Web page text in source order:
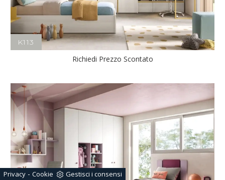
Privacy - Cookie Gestisci i consensi
K113
Richiedi Prezzo Scontato